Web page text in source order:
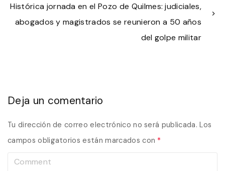
Histórica jornada en el Pozo de Quilmes: judiciales,
abogados y magistrados se reunieron a 50 años
del golpe militar
Deja un comentario
Tu dirección de correo electrónico no será publicada. Los
campos obligatorios están marcados con *